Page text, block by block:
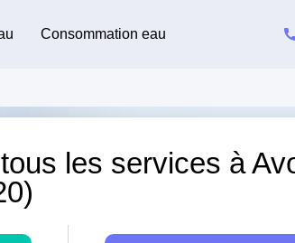
Consommation eau
les services à